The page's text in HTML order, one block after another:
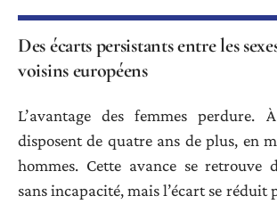
Des écarts persistants entre les
voisins européens
L’avantage des femmes perdure.
disposent de quatre ans de plus, en
hommes. Cette avance se retrouve
sans incapacité, mais l’écart se réduit